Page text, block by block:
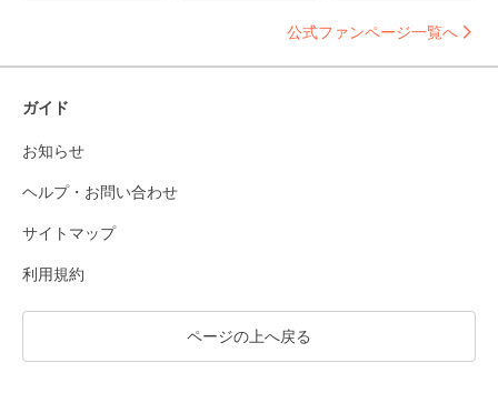
公式ファンページ一覧へ
ガイド
お知らせ
ヘルプ・お問い合わせ
サイトマップ
利用規約
ページの上へ戻る